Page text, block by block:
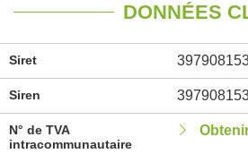
DONNÉES
Siret
Siren
N° de TVA
intracommunautaire